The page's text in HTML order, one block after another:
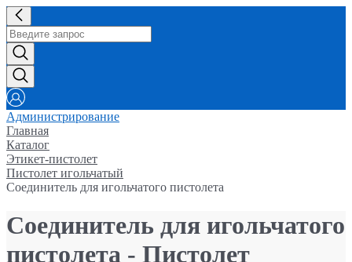
Администрирование
Главная
Каталог
Этикет-пистолет
Пистолет игольчатый
Соединитель для игольчатого пистолета
Соединитель для игольчатого
пистолета - Пистолет